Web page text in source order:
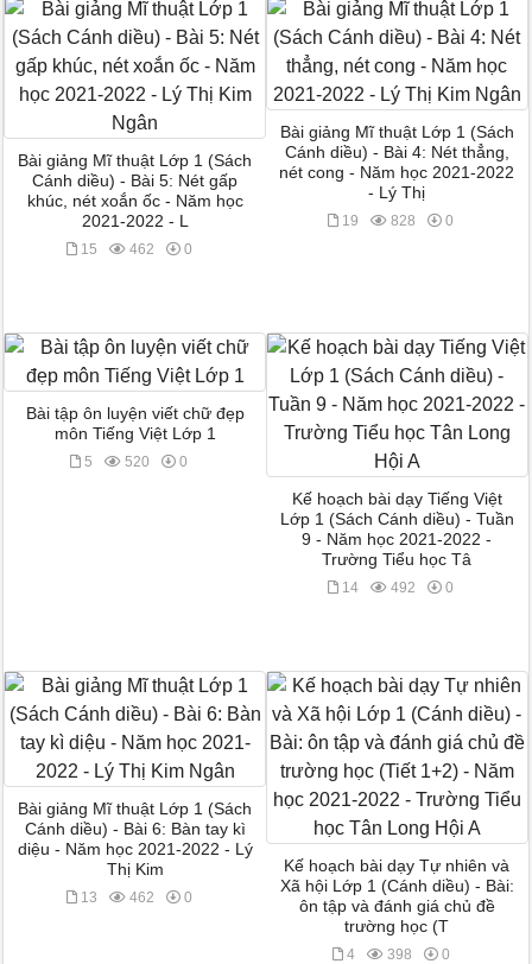
Bài giảng Mĩ thuật Lớp 1 (Sách
Cánh diều) - Bài 5: Nét gấp
khúc, nét xoắn ốc - Năm học
2021-2022 - L
15 462 0
Bài giảng Mĩ thuật Lớp 1 (Sách
Cánh diều) - Bài 4: Nét thẳng,
nét cong - Năm học 2021-2022
- Lý Thị
19 828 0
Bài tập ôn luyện viết chữ đẹp
môn Tiếng Việt Lớp 1
5 520 0
Kế hoạch bài dạy Tiếng Việt
Lớp 1 (Sách Cánh diều) - Tuần
9 - Năm học 2021-2022 -
Trường Tiểu học Tâ
14 492 0
Bài giảng Mĩ thuật Lớp 1 (Sách
Cánh diều) - Bài 6: Bàn tay kì
diệu - Năm học 2021-2022 - Lý
Thị Kim
13 462 0
Kế hoạch bài dạy Tự nhiên và
Xã hội Lớp 1 (Cánh diều) - Bài:
ôn tập và đánh giá chủ đề
trường học (T
4 398 0